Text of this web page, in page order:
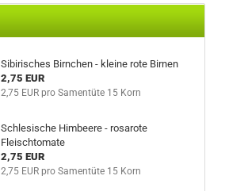
Sibirisches Birnchen - kleine rote Birnen
2,75 EUR
2,75 EUR pro Samentüte 15 Korn
Schlesische Himbeere - rosarote
Fleischtomate
2,75 EUR
2,75 EUR pro Samentüte 15 Korn